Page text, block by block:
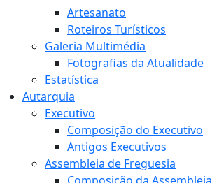
Artesanato
Roteiros Turísticos
Galeria Multimédia
Fotografias da Atualidade
Estatística
Autarquia
Executivo
Composição do Executivo
Antigos Executivos
Assembleia de Freguesia